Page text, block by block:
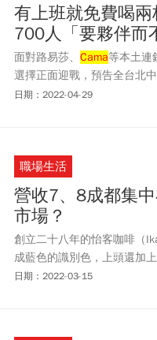
有上班就免費喝
700人「要夥伴而
面對路易莎、 Cama等本土連
選擇正面迎戰，預告全台北
個職缺，規模創下近年最大。
日期：2022-04-29
職場生活
營收7、8成都集
市場？
創立二十八年的怡客咖啡（
成藍色的識別色，上頭還加
咖啡的正式轉型！」怡客咖
日期：2022-03-15